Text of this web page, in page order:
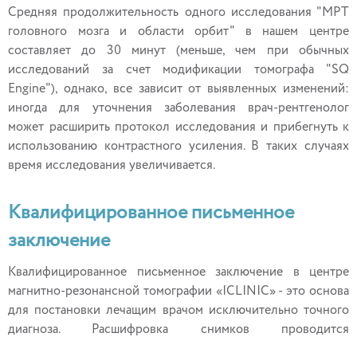
Средняя продолжительность одного исследования "МРТ
головного мозга и области орбит" в нашем центре
составляет до 30 минут (меньше, чем при обычных
исследований за счет модификации томографа "SQ
Engine"), однако, все зависит от выявленных изменений:
иногда для уточнения заболевания врач-рентгенолог
может расширить протокол исследования и прибегнуть к
использованию контрастного усиления. В таких случаях
время исследования увеличивается.
Квалифицированное письменное
заключение
Квалифицированное письменное заключение в центре
магнитно-резонансной томографии «ICLINIC» - это основа
для постановки лечащим врачом исключительно точного
диагноза. Расшифровка снимков проводится